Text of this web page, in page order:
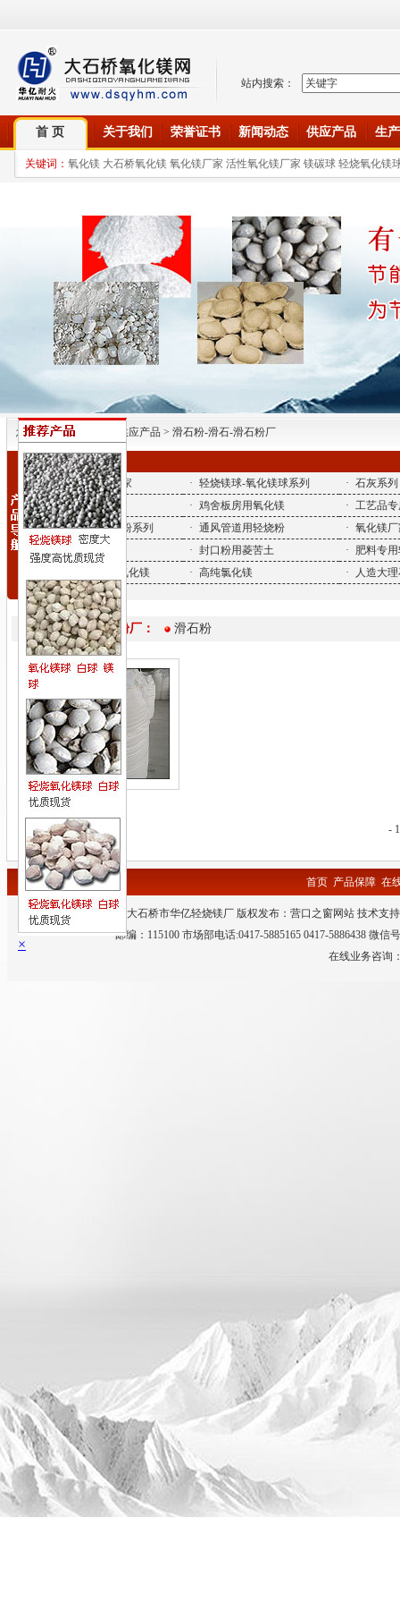
站内搜索：
首 页 关于我们 荣誉证书 新闻动态 供应产品 生
关键词： 氧化镁 大石桥氧化镁 氧化镁厂家 活性氧化镁厂家 镁碳球 轻烧氧化
您所在的位置| 首页 > 供应产品 > 滑石粉-滑石-滑石粉厂
· 氧化镁-氧化镁厂家 · 轻烧镁球-氧化镁球系列 · 石灰系列
· 砂轮磨具用镁粉 · 鸡舍板房用氧化镁 · 工艺品
· 氧化镁厂家-砖底粉系列 · 通风管道用轻烧粉 · 氧化镁
·
脱硫用氧化镁 · 封口粉用菱苦土 ·
肥料专
衣架底盘用轻烧氧化镁 · 高纯氯化镁 · 人造大
滑石粉-滑石-滑石粉厂： 滑石粉
-
首页 产品保障 在
主办单位：大石桥市华亿轻烧镁厂 版权发布： 营口之窗网站 技术支
邮编：115100 市场部电话:0417-5885165 0417-5886438 微
在线业务咨询
×